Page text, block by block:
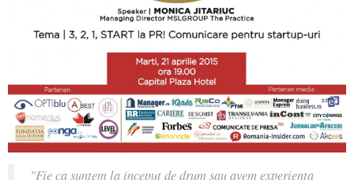
"Fie ca suntem la inceput de drum sau avem experienta